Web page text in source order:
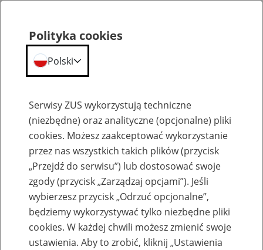
Szkolenia
Zaproś ZUS do siebie - zakładanie profili
Polityka cookies
Polski
Serwisy ZUS wykorzystują techniczne
(niezbędne) oraz analityczne (opcjonalne) pliki
cookies. Możesz zaakceptować wykorzystanie
przez nas wszystkich takich plików (przycisk
„Przejdź do serwisu”) lub dostosować swoje
zgody (przycisk „Zarządzaj opcjami”). Jeśli
wybierzesz przycisk „Odrzuć opcjonalne”,
będziemy wykorzystywać tylko niezbędne pliki
cookies. W każdej chwili możesz zmienić swoje
ustawienia. Aby to zrobić, kliknij „Ustawienia